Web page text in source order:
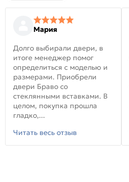
Мария
Долго выбирали двери, в
итоге менеджер помог
определиться с моделью и
размерами. Приобрели
двери Браво со
стеклянными вставками. В
целом, покупка прошла
гладко,...
Читать весь отзыв